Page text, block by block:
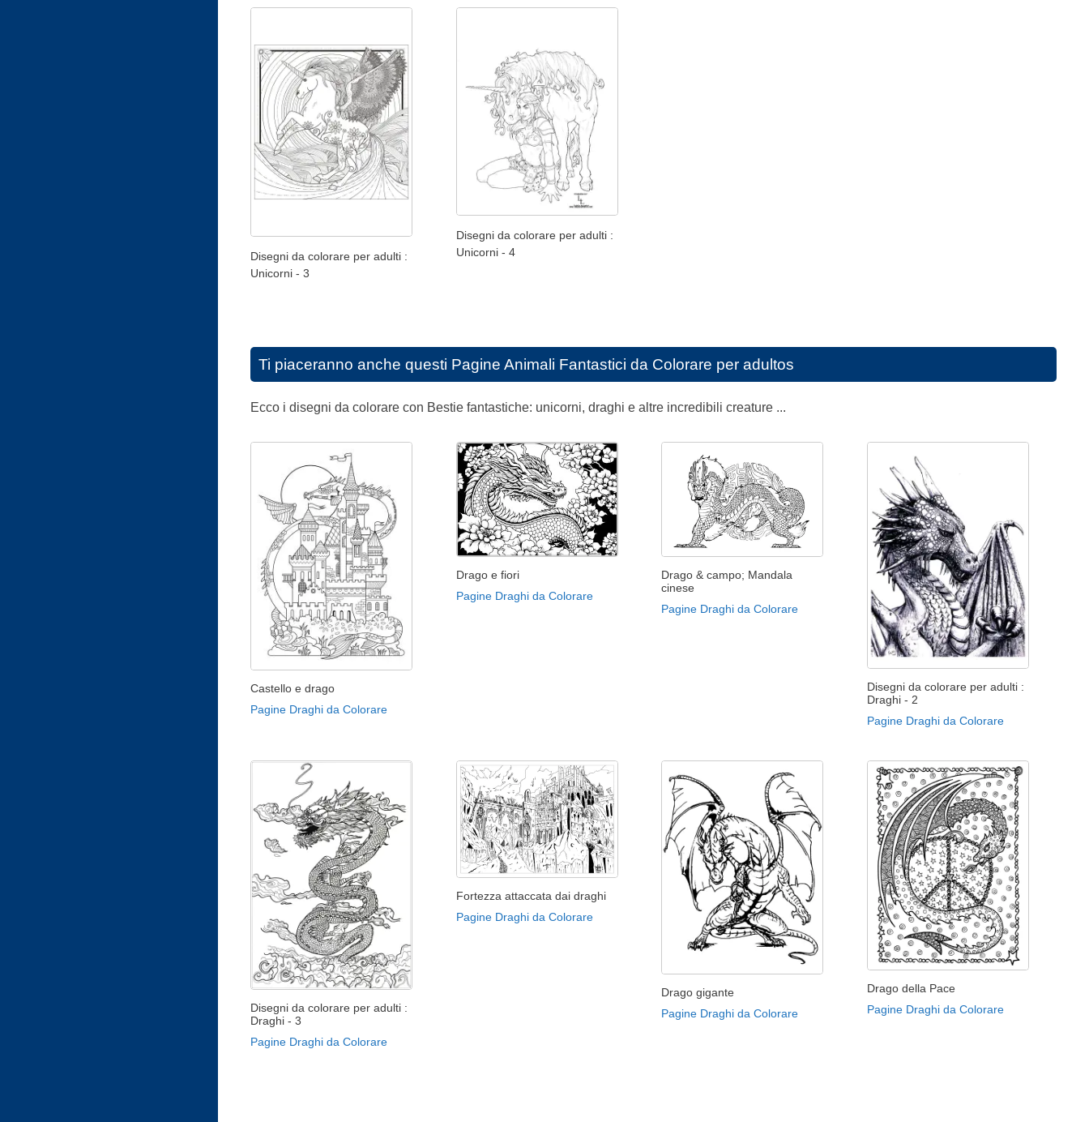
Disegni da colorare per adulti :
Unicorni - 3
Disegni da colorare per adulti :
Unicorni - 4
Ti piaceranno anche questi Pagine Animali Fantastici da Colorare per adultos
Ecco i disegni da colorare con Bestie fantastiche: unicorni, draghi e altre incredibili creature ...
Castello e drago
Pagine Draghi da Colorare
Drago e fiori
Pagine Draghi da Colorare
Drago & campo; Mandala
cinese
Pagine Draghi da Colorare
Disegni da colorare per adulti :
Draghi - 2
Pagine Draghi da Colorare
Disegni da colorare per adulti :
Draghi - 3
Pagine Draghi da Colorare
Fortezza attaccata dai draghi
Pagine Draghi da Colorare
Drago gigante
Pagine Draghi da Colorare
Drago della Pace
Pagine Draghi da Colorare